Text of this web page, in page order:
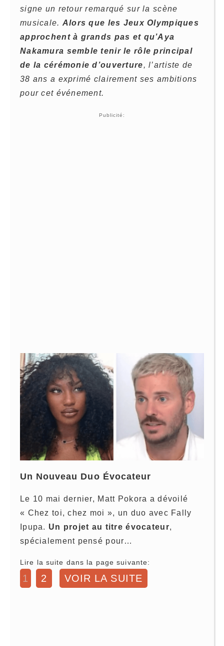
signe un retour remarqué sur la scène
musicale. Alors que les Jeux Olympiques
approchent à grands pas et qu’Aya
Nakamura semble tenir le rôle principal
de la cérémonie d’ouverture, l’artiste de
38 ans a exprimé clairement ses ambitions
pour cet événement.
Publicité:
Un Nouveau Duo Évocateur
Le 10 mai dernier, Matt Pokora a dévoilé
« Chez toi, chez moi », un duo avec Fally
Ipupa. Un projet au titre évocateur,
spécialement pensé pour…
Lire la suite dans la page suivante:
1 2 VOIR LA SUITE